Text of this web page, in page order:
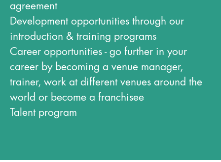
agreement
Development opportunities through our
introduction & training programs
Career opportunities - go further in your
career by becoming a venue manager,
trainer, work at different venues around the
world or become a franchisee
Talent program